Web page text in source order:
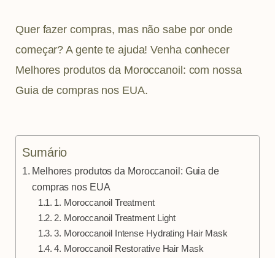
s
a
p
p
a
g
r
a
m
e
r
e
s
t
Quer fazer compras, mas não sabe por onde
começar? A gente te ajuda! Venha conhecer
Melhores produtos da Moroccanoil: com nossa
Guia de compras nos EUA.
Sumário
Melhores produtos da Moroccanoil: Guia de
compras nos EUA
1. Moroccanoil Treatment
2. Moroccanoil Treatment Light
3. Moroccanoil Intense Hydrating Hair Mask
4. Moroccanoil Restorative Hair Mask